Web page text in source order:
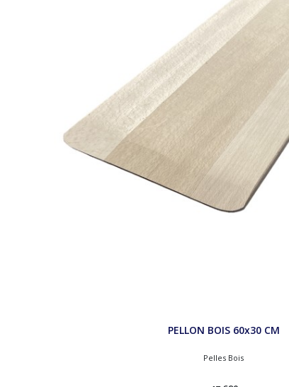
PELLON BOIS 60x30 CM
Pelles Bois